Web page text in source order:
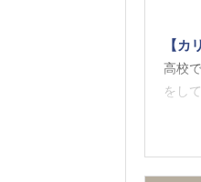
【カ
高校
をし